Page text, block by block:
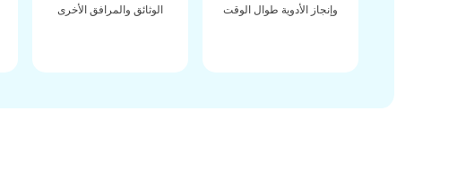
الوثائق والمرافق الأخرى
وإنجاز الأدوية طوال الوقت